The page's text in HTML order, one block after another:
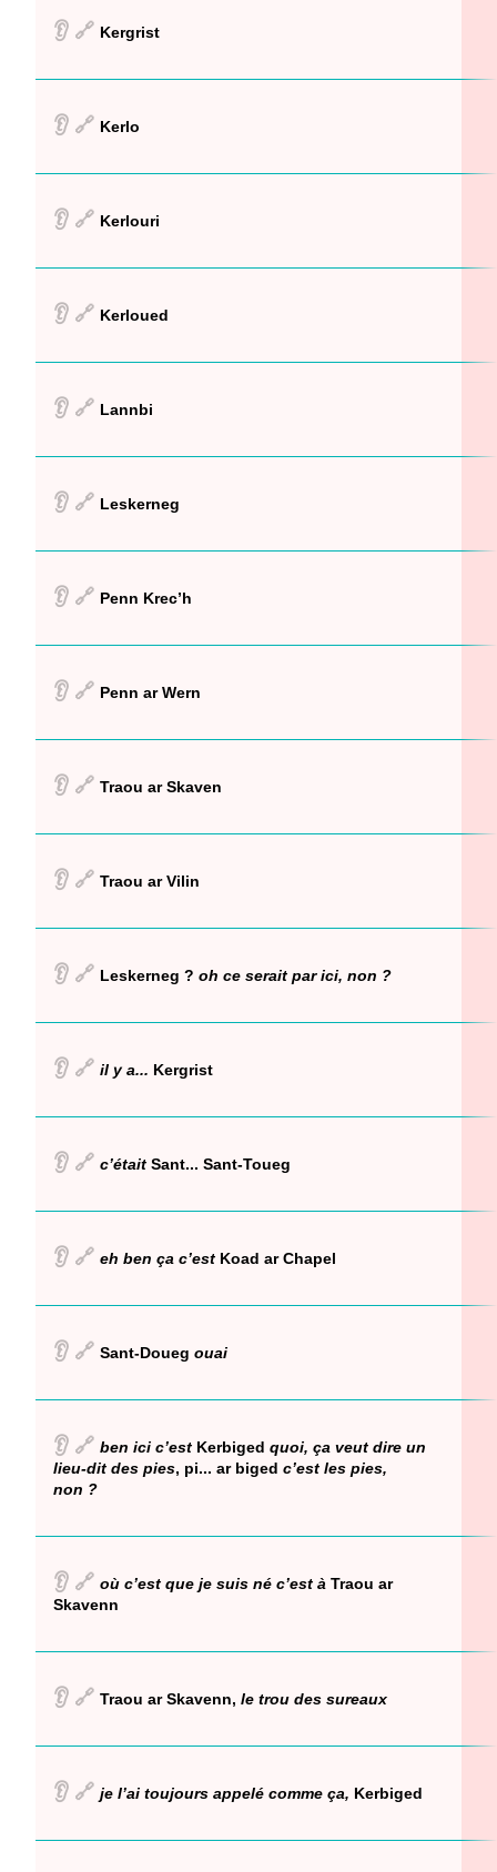
👂 🔗 Kergrist
👂 🔗 Kerlo
👂 🔗 Kerlouri
👂 🔗 Kerloued
👂 🔗 Lannbi
👂 🔗 Leskerneg
👂 🔗 Penn Krec’h
👂 🔗 Penn ar Wern
👂 🔗 Traou ar Skaven
👂 🔗 Traou ar Vilin
👂 🔗 Leskerneg ? oh ce serait par ici, non ?
👂 🔗 il y a... Kergrist
👂 🔗 c’était Sant... Sant-Toueg
👂 🔗 eh ben ça c’est Koad ar Chapel
👂 🔗 Sant-Doueg ouai
👂 🔗 ben ici c’est Kerbiged quoi, ça veut dire un
lieu-dit des pies, pi... ar biged c’est les pies,
non ?
👂 🔗 où c’est que je suis né c’est à Traou ar
Skavenn
👂 🔗 Traou ar Skavenn, le trou des sureaux
👂 🔗 je l’ai toujours appelé comme ça, Kerbiged